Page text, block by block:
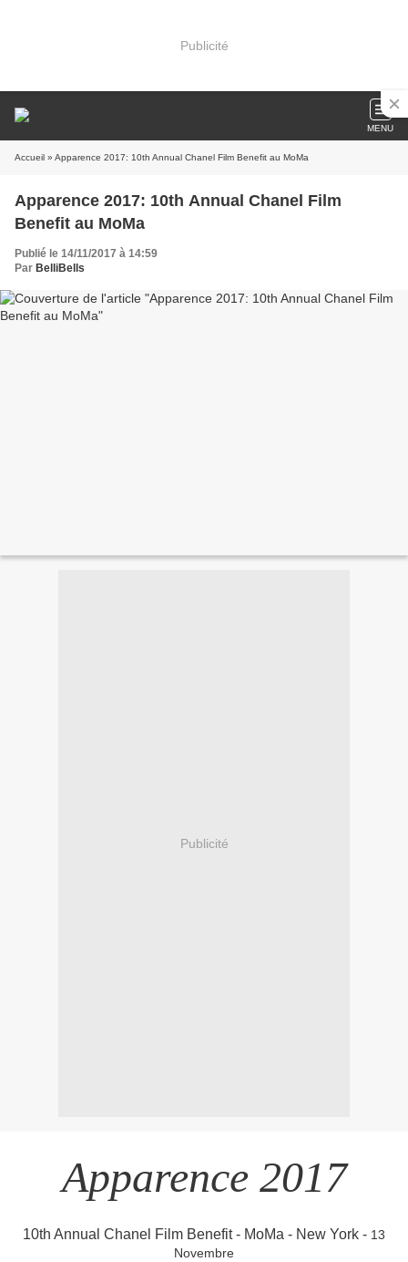
Publicité
MENU
Accueil » Apparence 2017: 10th Annual Chanel Film Benefit au MoMa
Apparence 2017: 10th Annual Chanel Film
Benefit au MoMa
Publié le 14/11/2017 à 14:59
Par BelliBells
Publicité
Apparence 2017
10th Annual Chanel Film Benefit - MoMa - New York - 13
Novembre